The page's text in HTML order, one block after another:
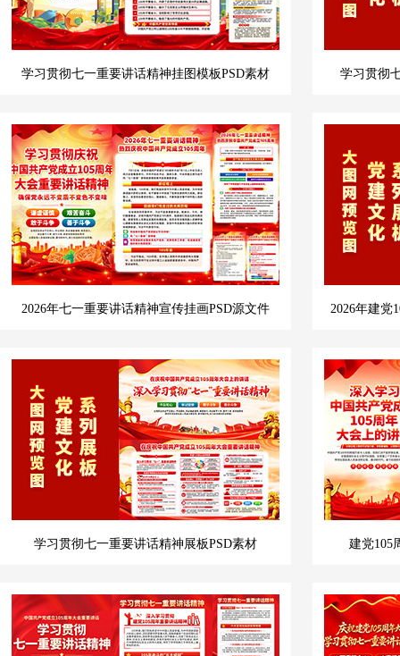
学习贯彻七一重要讲话精神挂图模板PSD素材 学习贯彻
2026年七一重要讲话精神宣传挂画PSD源文件 2026年建党
学习贯彻七一重要讲话精神展板PSD素材 建党105